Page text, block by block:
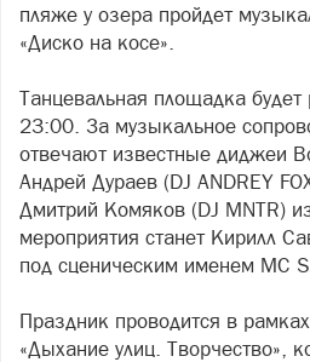
пляже у озера пройдет
«Диско на косе».
Танцевальная площадка
23:00. За музыкальное
отвечают известные диджеи
Андрей Дураев (DJ ANDREY
Дмитрий Комяков (DJ MNTR)
мероприятия станет Кирилл
под сценическим именем MC
Праздник проводится в
«Дыхание улиц. Творчество»,